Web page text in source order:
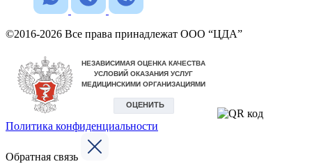
©2016-2026 Все права принадлежат ООО “ЦДА”
Политика конфиденциальности
Обратная связь